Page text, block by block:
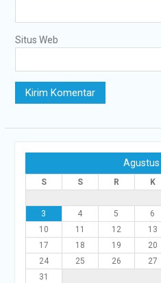
Situs Web
Agustus
S S R K
3
4 5 6
10
11 12 13
17
18 19 20
24
25 26 27
31